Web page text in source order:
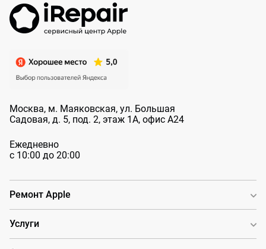
Москва, м. Маяковская, ул. Большая
Садовая, д. 5, под. 2, этаж 1А, офис А24
Ежедневно
с 10:00 до 20:00
Ремонт Apple
Услуги